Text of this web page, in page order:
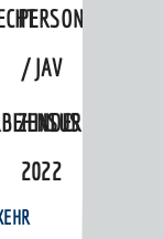
PERSONALRAT
/ JAV
ZENSUS
2022